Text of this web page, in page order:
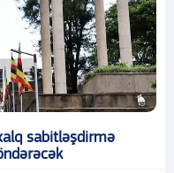
sabitləşdirmə